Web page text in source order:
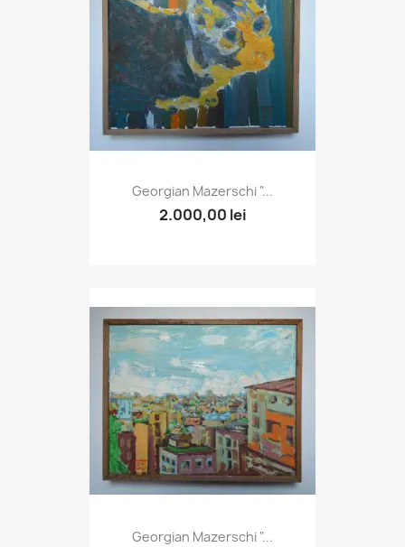
Georgian Mazerschi "...
2.000,00 lei
Georgian Mazerschi "...